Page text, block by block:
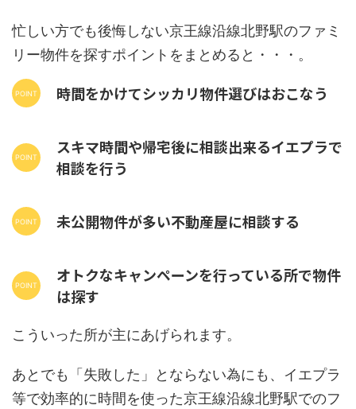
忙しい方でも後悔しない京王線沿線北野駅のファミ
リー物件を探すポイントをまとめると・・・。
時間をかけてシッカリ物件選びはおこなう
スキマ時間や帰宅後に相談出来るイエプラで
相談を行う
未公開物件が多い不動産屋に相談する
オトクなキャンペーンを行っている所で物件
は探す
こういった所が主にあげられます。
あとでも「失敗した」とならない為にも、イエプラ
等で効率的に時間を使った京王線沿線北野駅でのフ